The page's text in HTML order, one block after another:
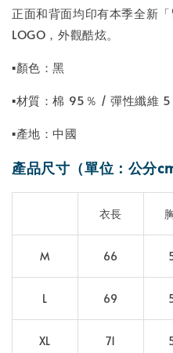
正面和背面均印有本季全新
LOGO，外觀酷炫。
▪顏色：黑
▪材質：棉 95％ / 彈性纖維 5
▪產地：中國
產品尺寸（單位：公分cm
衣長
M 66
L 69
XL 71